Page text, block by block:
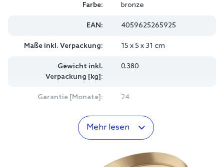
Farbe: bronze
EAN: 4059625265925
Maße inkl. Verpackung: 15 x 5 x 31 cm
Gewicht inkl.
Verpackung [kg]:
0.380
Garantie [Monate]: 24
Mehr lesen